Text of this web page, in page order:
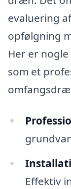
evaluering
opfølgning
Her er
som et
Effektiv